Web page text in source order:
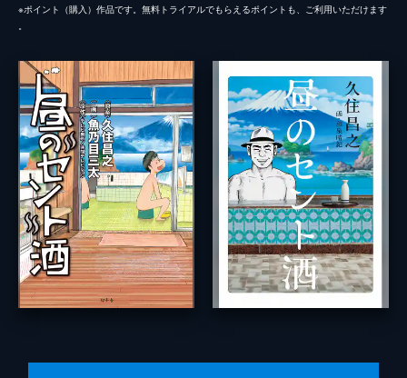
※ポイント（購⼊）作品です。無料トライアルでもらえるポイントも、ご利⽤いただけます
。